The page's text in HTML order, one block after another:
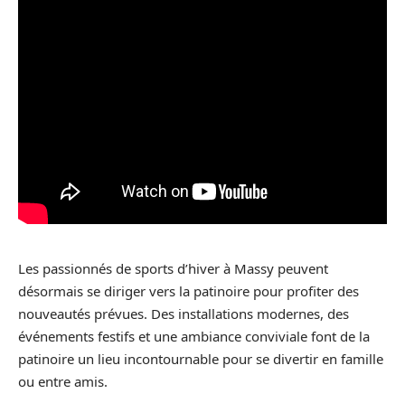
Les passionnés de sports d’hiver à Massy peuvent
désormais se diriger vers la patinoire pour profiter des
nouveautés prévues. Des installations modernes, des
événements festifs et une ambiance conviviale font de la
patinoire un lieu incontournable pour se divertir en famille
ou entre amis.